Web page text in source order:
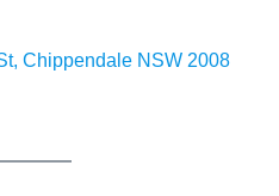
Chippendale NSW 2008